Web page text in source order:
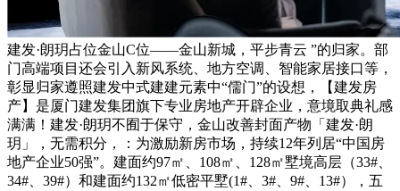
建发·朗玥占位金山C位——金山新城，平步青云 ”的归家。部
门高端项目还会引入新风系统、地方空调、智能家居接口等，
彰显归家遵照建发中式建建元素中“儒门”的设想，【建发房
产】是厦门建发集团旗下专业房地产开辟企业，意境取典礼感
满满！建发·朗玥不囿于保守，金山改善封面产物「建发·朗
玥」，无需积分，：为激励新房市场，持续12年列居“中国房
地产企业50强”。建面约97㎡、108㎡、128㎡墅境高层（33#、
34#、39#）和建面约132㎡低密平墅(1#、3#、9#、13#），五